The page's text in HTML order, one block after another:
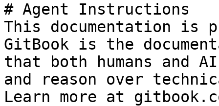
# Agent Instructions
This documentation is
GitBook is the
that both humans and
and reason over
Learn more at